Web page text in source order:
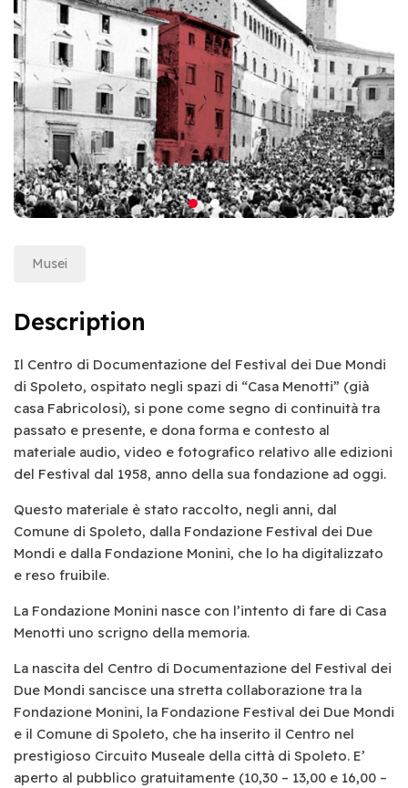
Musei
Description
Il Centro di Documentazione del Festival dei Due Mondi
di Spoleto, ospitato negli spazi di “Casa Menotti” (già
casa Fabricolosi), si pone come segno di continuità tra
passato e presente, e dona forma e contesto al
materiale audio, video e fotografico relativo alle edizioni
del Festival dal 1958, anno della sua fondazione ad oggi.
Questo materiale è stato raccolto, negli anni, dal
Comune di Spoleto, dalla Fondazione Festival dei Due
Mondi e dalla Fondazione Monini, che lo ha digitalizzato
e reso fruibile.
La Fondazione Monini nasce con l’intento di fare di Casa
Menotti uno scrigno della memoria.
La nascita del Centro di Documentazione del Festival dei
Due Mondi sancisce una stretta collaborazione tra la
Fondazione Monini, la Fondazione Festival dei Due Mondi
e il Comune di Spoleto, che ha inserito il Centro nel
prestigioso Circuito Museale della città di Spoleto. E’
aperto al pubblico gratuitamente (10,30 – 13,00 e 16,00 –